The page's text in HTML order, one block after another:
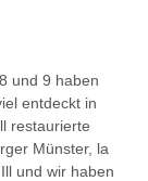
und 9 haben
entdeckt in
restaurierte
Münster, la
und wir haben